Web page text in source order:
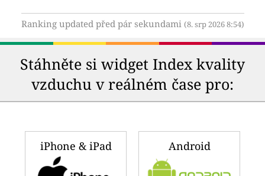
Ranking updated před pár sekundami (8. srp 2026 8:54)
Stáhněte si widget Index kvality
vzduchu v reálném čase pro:
iPhone & iPad Android